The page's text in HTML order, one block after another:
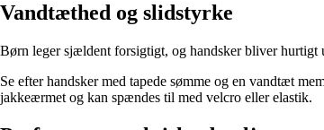
Vandtæthed og slidstyrke
Børn leger sjældent forsigtigt, og handsker bliver hurtigt
Se efter handsker med tapede sømme og en vandtæt
jakkeærmet og kan spændes til med velcro eller elastik.